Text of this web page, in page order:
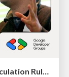
Improving Core Web Vitals using Speculation Rules API